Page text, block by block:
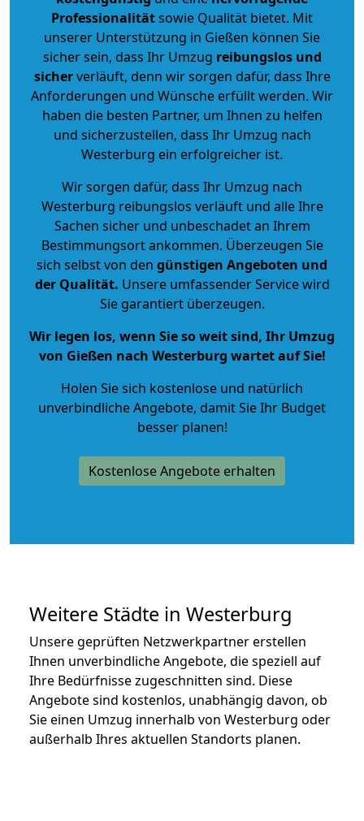
Professionalitätsowie Qualität bietet. Mit
unserer Unterstützung in Gießen können Sie
sicher sein, dass Ihr Umzug reibungslos und
sicherverläuft, denn wir sorgen dafür, dass Ihre
Anforderungen und Wünsche erfüllt werden. Wir
haben die besten Partner, um Ihnen zu helfen
und sicherzustellen, dass Ihr Umzug nach
Westerburg ein erfolgreicher ist.
Wir sorgen dafür, dass Ihr Umzug nach
Westerburg reibungslos verläuft und alle Ihre
Sachen sicher und unbeschadet an Ihrem
Bestimmungsort ankommen. Überzeugen Sie
sich selbst von den günstigen Angeboten und
der Qualität. Unsere umfassender Service wird
Sie garantiert überzeugen.
Wir legen los, wenn Sie so weit sind, Ihr Umzug
von Gießen nach Westerburg wartet auf Sie!
Holen Sie sich kostenlose und natürlich
unverbindliche Angebote, damit Sie Ihr Budget
besser planen!
Kostenlose Angebote erhalten
Weitere Städte in Westerburg
Unsere geprüften Netzwerkpartner erstellen
Ihnen unverbindliche Angebote, die speziell auf
Ihre Bedürfnisse zugeschnitten sind. Diese
Angebote sind kostenlos, unabhängig davon, ob
Sie einen Umzug innerhalb von Westerburg oder
außerhalb Ihres aktuellen Standorts planen.